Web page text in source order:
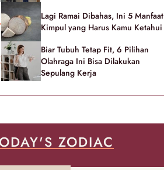
Lagi Ramai Dibahas, Ini 5 Manfaat
Kimpul yang Harus Kamu Ketahui
Biar Tubuh Tetap Fit, 6 Pilihan
Olahraga Ini Bisa Dilakukan
Sepulang Kerja
ZODIAC